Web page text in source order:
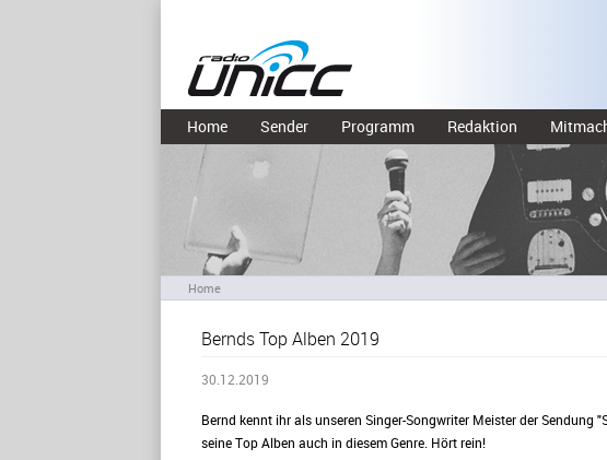
Home Sender Programm Redaktion
Home
Bernds Top Alben 2019
30.12.2019
Bernd kennt ihr als unseren Singer-Songwriter Meister der Sendung
seine Top Alben auch in diesem Genre. Hört rein!